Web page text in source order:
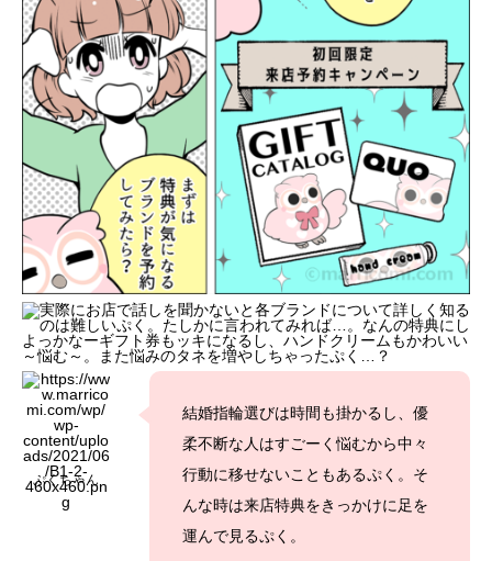
ぷくちゃん
結婚指輪選びは時間も掛かるし、優
柔不断な人はすごーく悩むから中々
行動に移せないこともあるぷく。そ
んな時は来店特典をきっかけに足を
運んで見るぷく。